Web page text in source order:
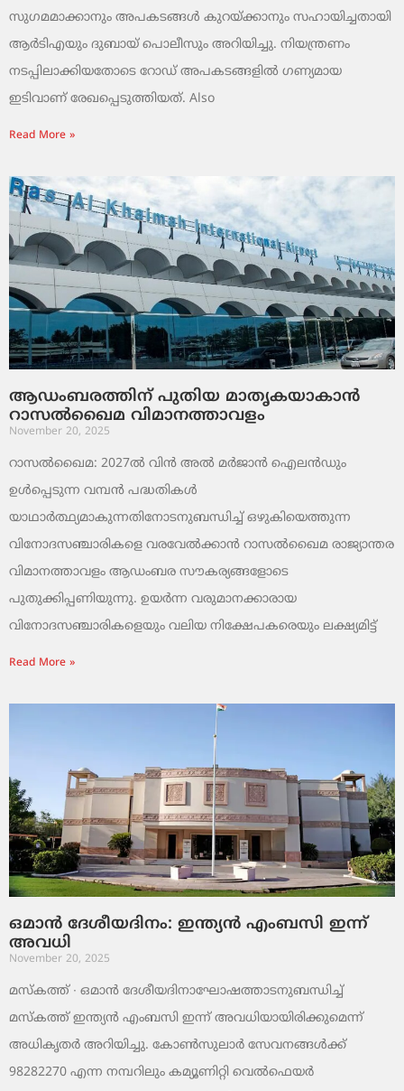
സുഗമമാക്കാനും അപകടങ്ങൾ കുറയ്ക്കാനും സഹായിച്ചതായി
ആർടിഎയും ദുബായ് പൊലീസും അറിയിച്ചു. നിയന്ത്രണം
നടപ്പിലാക്കിയതോടെ റോഡ് അപകടങ്ങളിൽ ഗണ്യമായ
ഇടിവാണ് രേഖപ്പെടുത്തിയത്. Also
Read More »
ആഡംബരത്തിന് പുതിയ മാതൃകയാകാൻ
റാസൽഖൈമ വിമാനത്താവളം
November 20, 2025
റാസൽഖൈമ: 2027ൽ വിൻ അൽ മർജാൻ ഐലൻഡും
ഉൾപ്പെടുന്ന വമ്പൻ പദ്ധതികൾ
യാഥാർത്ഥ്യമാകുന്നതിനോടനുബന്ധിച്ച് ഒഴുകിയെത്തുന്ന
വിനോദസഞ്ചാരികളെ വരവേൽക്കാൻ റാസൽഖൈമ രാജ്യാന്തര
വിമാനത്താവളം ആഡംബര സൗകര്യങ്ങളോടെ
പുതുക്കിപ്പണിയുന്നു. ഉയർന്ന വരുമാനക്കാരായ
വിനോദസഞ്ചാരികളെയും വലിയ നിക്ഷേപകരെയും ലക്ഷ്യമിട്ട്
Read More »
ഒമാൻ ദേശീയദിനം: ഇന്ത്യൻ എംബസി ഇന്ന്
അവധി
November 20, 2025
മസ്‌കത്ത് ∙ ഒമാൻ ദേശീയദിനാഘോഷത്താടനുബന്ധിച്ച്
മസ്‌കത്ത് ഇന്ത്യൻ എംബസി ഇന്ന് അവധിയായിരിക്കുമെന്ന്
അധികൃതർ അറിയിച്ചു. കോൺസുലാർ സേവനങ്ങൾക്ക്
98282270 എന്ന നമ്പറിലും കമ്യൂണിറ്റി വെൽഫെയർ